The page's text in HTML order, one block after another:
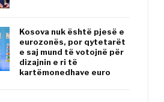
Kosova nuk është pjesë e
eurozonës, por qytetarët
e saj mund të votojnë për
dizajnin e ri të
kartëmonedhave euro